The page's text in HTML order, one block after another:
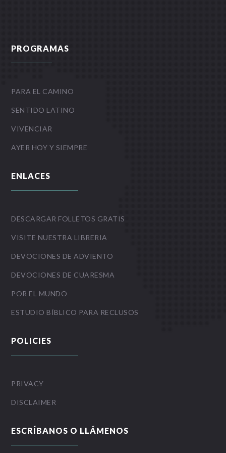
PROGRAMAS
PARA EL CAMINO
SENTIDO LATINO
VIVENCIAR
AYER HOY Y SIEMPRE
ENLACES
DESCARGAR FOLLETOS GRATIS
VISITE NUESTRA LIBRERIA
DEVOCIONES DE ADVIENTO
DEVOCIONES DE CUARESMA
POR EL MUNDO
ESTUDIO BÍBLICO PARA RECLUSOS
POLICIES
PRIVACY
DISCLAIMER
ESCRÍBANOS O LLÁMENOS